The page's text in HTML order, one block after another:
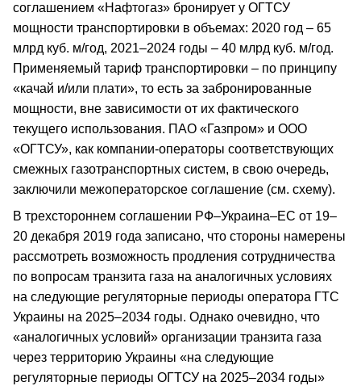
соглашением «Нафтогаз» бронирует у ОГТСУ
мощности транспортировки в объемах: 2020 год – 65
млрд куб. м/год, 2021–2024 годы – 40 млрд куб. м/год.
Применяемый тариф транспортировки – по принципу
«качай и/или плати», то есть за забронированные
мощности, вне зависимости от их фактического
текущего использования. ПАО «Газпром» и ООО
«ОГТСУ», как компании-операторы соответствующих
смежных газотранспортных систем, в свою очередь,
заключили межоператорское соглашение (см. схему).
В трехстороннем соглашении РФ–Украина–ЕС от 19–
20 декабря 2019 года записано, что стороны намерены
рассмотреть возможность продления сотрудничества
по вопросам транзита газа на аналогичных условиях
на следующие регуляторные периоды оператора ГТС
Украины на 2025–2034 годы. Однако очевидно, что
«аналогичных условий» организации транзита газа
через территорию Украины «на следующие
регуляторные периоды ОГТСУ на 2025–2034 годы»